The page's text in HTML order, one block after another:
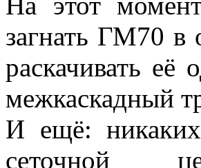
загнать ГМ70 в
раскачивать
межкаскадный
И ещё:
сеточной